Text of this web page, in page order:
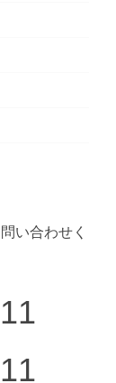
い合わせく